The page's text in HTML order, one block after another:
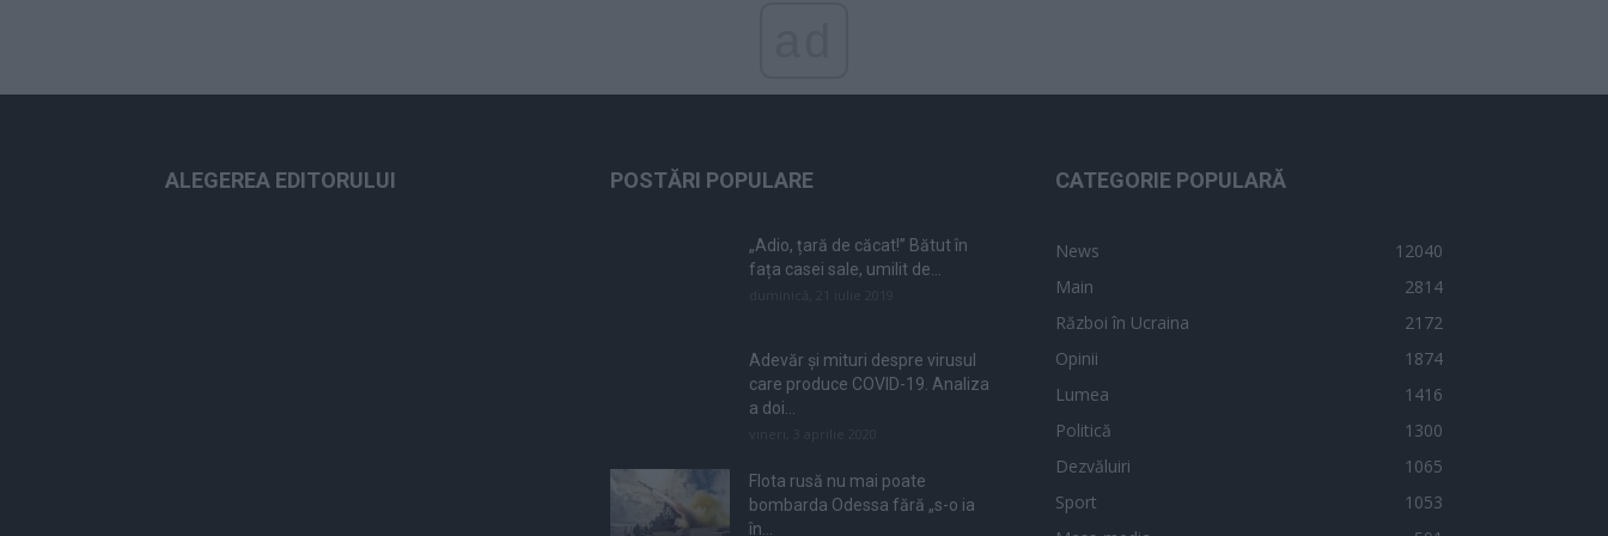
ALEGEREA EDITORULUI POSTĂRI POPULARE
„Adio, țară de căcat!” Bătut în
fața casei sale, umilit de...
Adevăr și mituri despre virusul
care produce COVID-19. Analiza
a doi...
Flota rusă nu mai poate
bombarda Odessa fără „s-o ia
în...
CATEGORIE POPULARĂ
News
12040
Main
2814
Război în Ucraina
2172
Opinii
1874
Lumea
1416
Politică
1300
Dezvăluiri
1065
Sport
1053